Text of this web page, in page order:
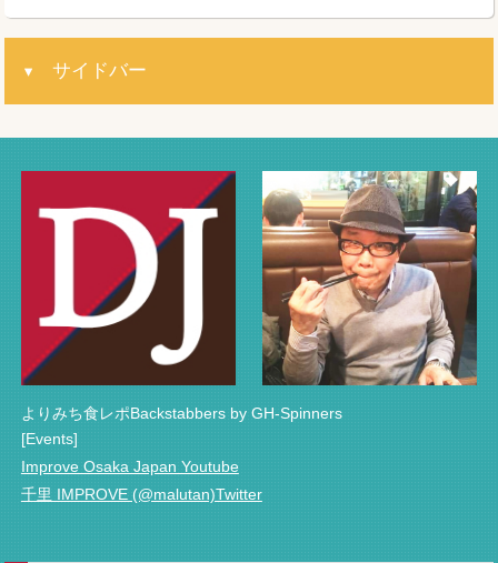
サイドバー
よりみち食レポBackstabbers by GH-Spinners
[Events]
Improve Osaka Japan Youtube
千里 IMPROVE (@malutan)Twitter